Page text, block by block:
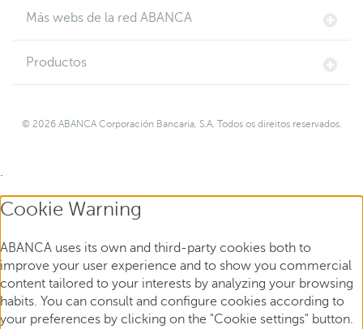
Más webs de la red ABANCA
Productos
© 2026 ABANCA Corporación Bancaria, S.A. Todos os direitos reservados.
Cookie Warning
ABANCA uses its own and third-party cookies both to
improve your user experience and to show you commercial
content tailored to your interests by analyzing your browsing
habits. You can consult and configure cookies according to
your preferences by clicking on the "Cookie settings" button.